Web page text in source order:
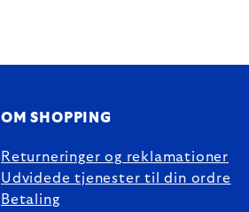
OM SHOPPING
Returneringer og reklamationer
Udvidede tjenester til din ordre
Betaling